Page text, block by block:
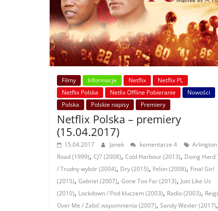
Filmy Informacje Netflix
Netflix PL
Netflix Polska
Netlix Offline Pobieranie
Nowości
Polska
Polskie napisy Premiery
Netflix Polska – premiery
(15.04.2017)
15.04.2017 Janek komentarze 4
Arlington
Road (1999), CJ7 (2008), Cold Harbour (2013), Doing Hard
/ Trudny wybór (2004), Dry (2015), Felon (2008), Final Girl
(2015), Gabriel (2007), Gone Too Far (2013), Just Like Us
(2010), Lockdown / Pod kluczem (2003), Radio (2003),
Over Me / Zabić wspomnienia (2007), Sandy Wexler (2017),